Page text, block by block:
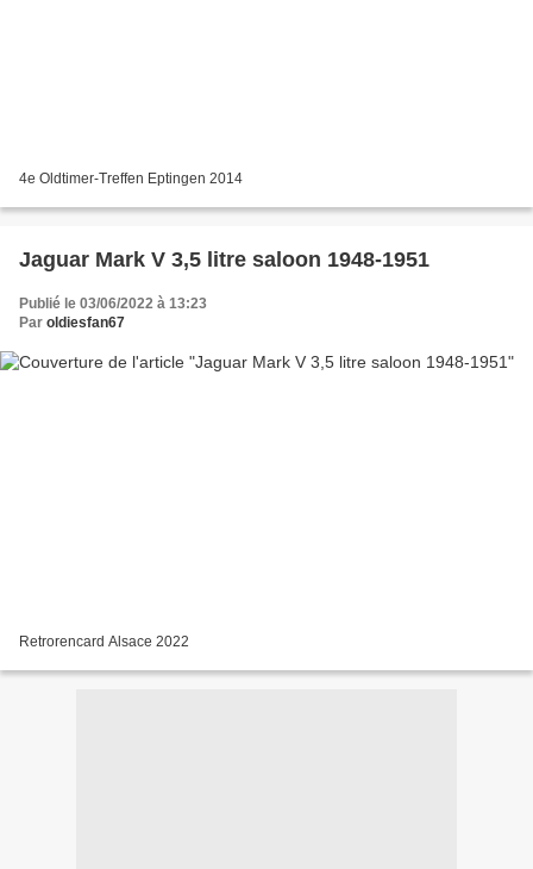
4e Oldtimer-Treffen Eptingen 2014
Jaguar Mark V 3,5 litre saloon 1948-1951
Publié le 03/06/2022 à 13:23
Par oldiesfan67
Retrorencard Alsace 2022